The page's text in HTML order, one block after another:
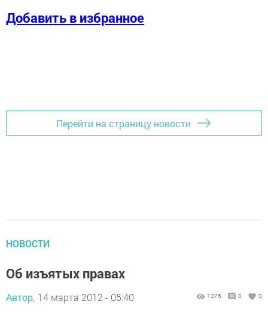
Добавить в избранное
Перейти на страницу новости
НОВОСТИ
Об изъятых правах
Автор, 14 марта 2012 - 05:40 1375 0 0